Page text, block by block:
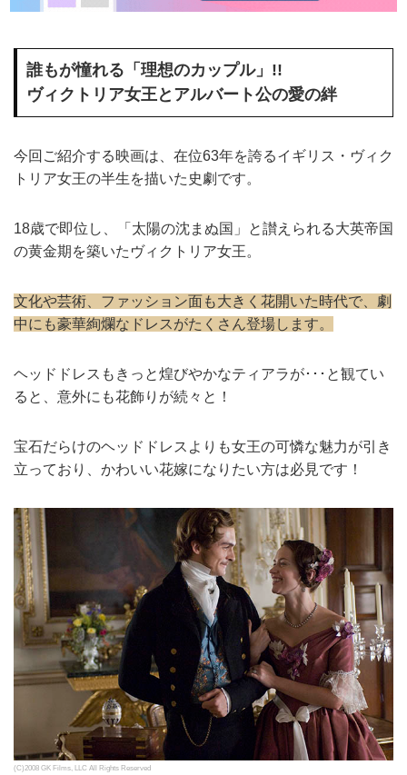
誰もが憧れる「理想のカップル」!!
ヴィクトリア女王とアルバート公の愛の絆
今回ご紹介する映画は、在位63年を誇るイギリス・ヴィク
トリア女王の半生を描いた史劇です。
18歳で即位し、「太陽の沈まぬ国」と讃えられる大英帝国
の黄金期を築いたヴィクトリア女王。
文化や芸術、ファッション面も大きく花開いた時代で、劇
中にも豪華絢爛なドレスがたくさん登場します。
ヘッドドレスもきっと煌びやかなティアラが･･･と観てい
ると、意外にも花飾りが続々と！
宝石だらけのヘッドドレスよりも女王の可憐な魅力が引き
立っており、かわいい花嫁になりたい方は必見です！
(C)2008 GK Films, LLC All Rights Reserved